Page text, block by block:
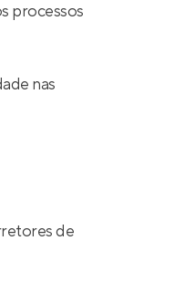
processos
nas
de